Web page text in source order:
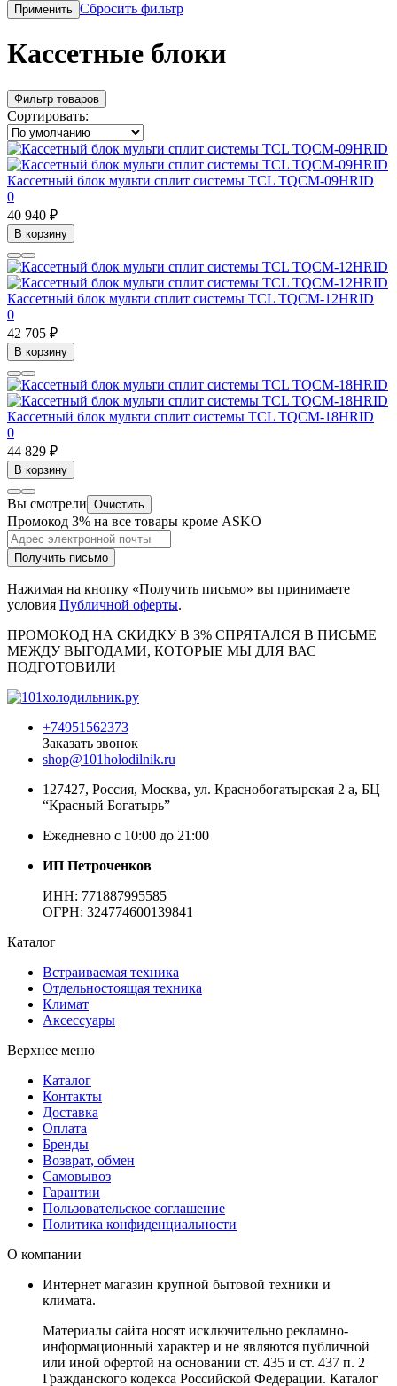
Применить Сбросить фильтр
Кассетные блоки
Фильтр товаров
Сортировать:
Кассетный блок мульти сплит системы TCL TQCM-09HRID
0
40 940 ₽
В корзину
Кассетный блок мульти сплит системы TCL TQCM-12HRID
0
42 705 ₽
В корзину
Кассетный блок мульти сплит системы TCL TQCM-18HRID
0
44 829 ₽
В корзину
Вы смотрели Очистить
Промокод 3% на все товары кроме ASKO
Получить письмо
Нажимая на кнопку «Получить письмо» вы принимаете
условия Публичной оферты.
ПРОМОКОД НА СКИДКУ В 3% СПРЯТАЛСЯ В ПИCЬМЕ
МЕЖДУ ВЫГОДАМИ, КОТОРЫЕ МЫ ДЛЯ ВАС
ПОДГОТОВИЛИ
+74951562373
Заказать звонок
shop@101holodilnik.ru
127427, Россия, Москва, ул. Краснобогатырская 2 а, БЦ
“Красный Богатырь”
Ежедневно с 10:00 до 21:00
ИП Петроченков
ИНН: 771887995585
ОГРН: 324774600139841
Каталог
Встраиваемая техника
Отдельностоящая техника
Климат
Аксессуары
Верхнее меню
Каталог
Контакты
Доставка
Оплата
Бренды
Возврат, обмен
Самовывоз
Гарантии
Пользовательское соглашение
Политика конфиденциальности
О компании
Интернет магазин крупной бытовой техники и
климата.
Материалы сайта носят исключительно рекламно-
информационный характер и не являются публичной
или иной офертой на основании ст. 435 и ст. 437 п. 2
Гражданского кодекса Российской Федерации. Каталог